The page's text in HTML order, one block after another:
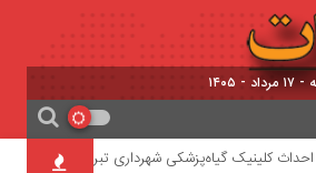
- ۱۴۰۵
احداث کلینیک گیاه‌پزشکی شهرداری تبریز در تفرجگاه